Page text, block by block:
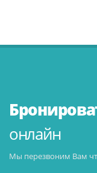
онлайн
Мы перезвоним Вам